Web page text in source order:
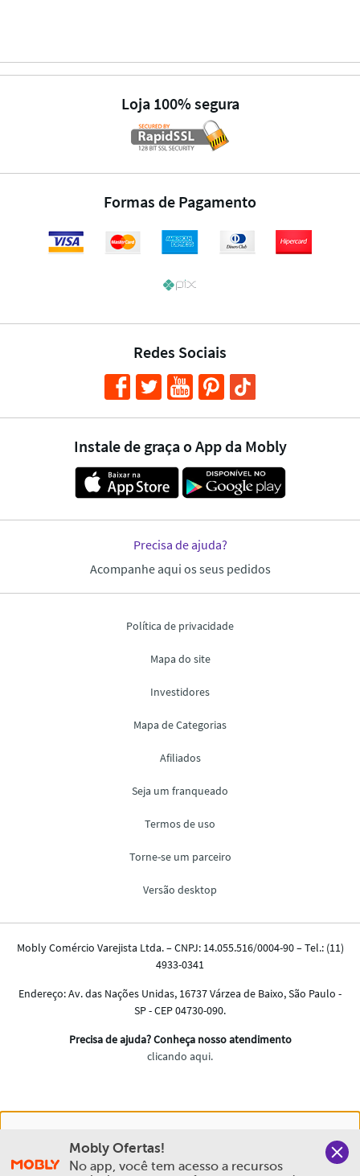
experiência na Mobly. Quando você navega no nosso site,
aceita esta condição
Mobly Ofertas!
No app, você tem acesso a recursos